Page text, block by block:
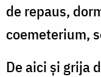
de repaus,
coemeterium,
De aici și grija